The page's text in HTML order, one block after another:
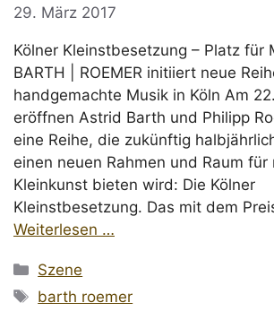
29. März 2017
Kölner Kleinstbesetzung – Platz für
BARTH | ROEMER initiiert neue
handgemachte Musik in Köln Am
eröffnen Astrid Barth und Philipp
eine Reihe, die zukünftig
einen neuen Rahmen und Raum für
Kleinkunst bieten wird: Die Kölner
Kleinstbesetzung. Das mit dem
Weiterlesen …
Kategorien
Szene
Schlagwörter
barth roemer